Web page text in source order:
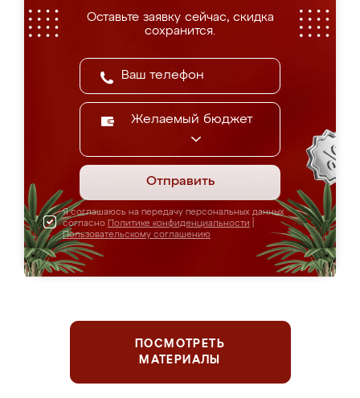
Оставьте заявку сейчас, скидка
сохранится.
Желаемый бюджет
Отправить
Я соглашаюсь на передачу персональных данных
согласно Политике конфиденциальности
Пользовательскому соглашению
ПОСМОТРЕТЬ
МАТЕРИАЛЫ